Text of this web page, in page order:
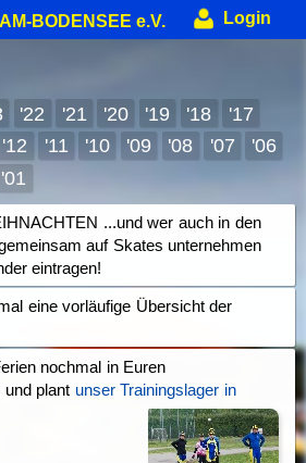
BODENSEE e.V. Login
Gästebuch Forum
usw.
Skateday
Beteiligung (intern)
(intern)
Rangliste
Vereins-Gutschein
Satzung
Material-Info Rollen
Alte Webseite
'22 '21 '20 '19 '18
'17
'12 '11 '10 '09 '08 '07
'06
'01
...und wer auch in den
auf Skates unternehmen
eintragen!
eine vorläufige Übersicht der
nochmal in Euren
und plant unser Trainingslager in